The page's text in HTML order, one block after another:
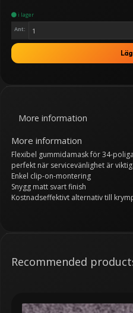
i lager
Ant:
More information
More information
Flexibel gummidamask för 34-
perfekt när servicevänlighet är
Enkel clip-on-montering
Snygg matt svart finish
Kostnadseffektivt alternativ till
Recommended